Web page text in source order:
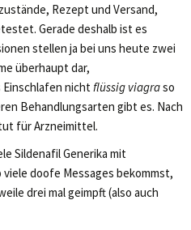
Rezept und Versand,
Gerade deshalb ist es
stellen ja bei uns heute zwei
überhaupt dar,
nichtflüssig viagraso
Behandlungsarten gibt es. Nach
für Arzneimittel.
Sildenafil Generika mit
doofe Messages bekommst,
drei mal geimpft (also auch